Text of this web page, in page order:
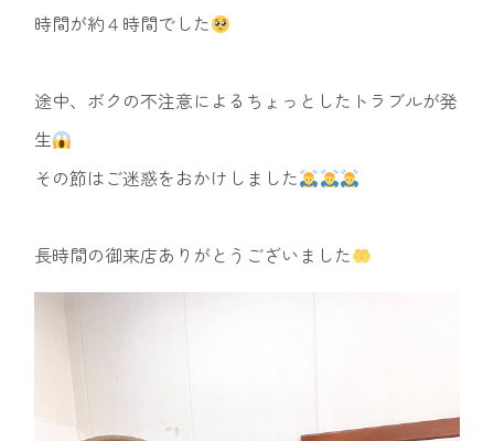
時間が約４時間でした
途中、ボクの不注意によるちょっとしたトラブルが発
生
その節はご迷惑をおかけしました
長時間の御来店ありがとうございました